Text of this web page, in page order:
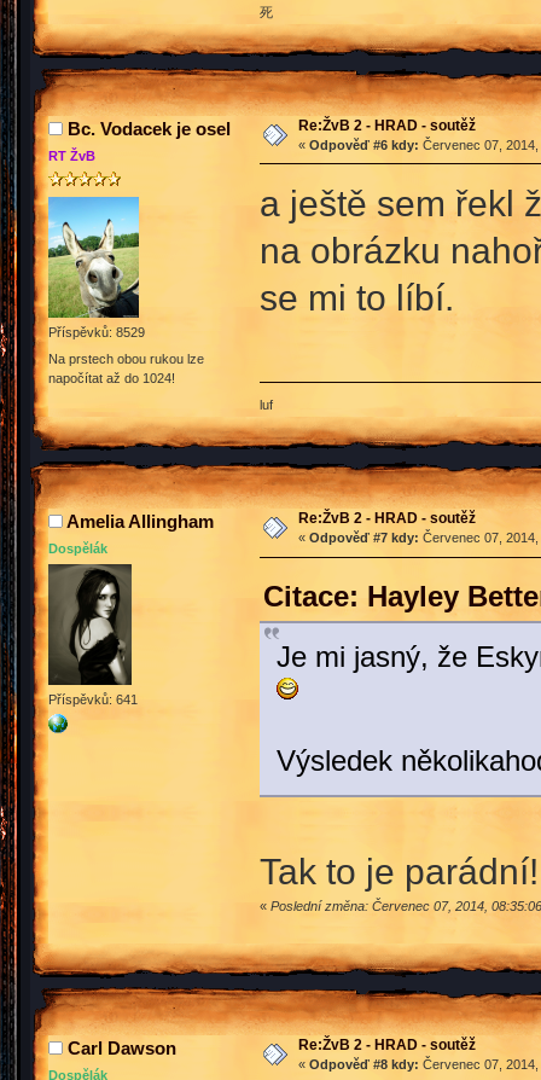
死
Bc. Vodacek je osel
RT ŽvB
Příspěvků: 8529
Na prstech obou rukou lze
napočítat až do 1024!
Re:ŽvB 2 - HRAD - soutěž
« Odpověď #6 kdy: Červenec 07,
a ještě sem řekl
na obrázku
se mi to líbí.
luf
Amelia Allingham
Dospělák
Příspěvků: 641
Re:ŽvB 2 - HRAD - soutěž
« Odpověď #7 kdy: Červenec 07,
Citace: Hayley
Je mi jasný, že
Výsledek
Tak to je
« Poslední změna: Červenec 07, 2014,
Carl Dawson
Dospělák
Re:ŽvB 2 - HRAD - soutěž
« Odpověď #8 kdy: Červenec 07,